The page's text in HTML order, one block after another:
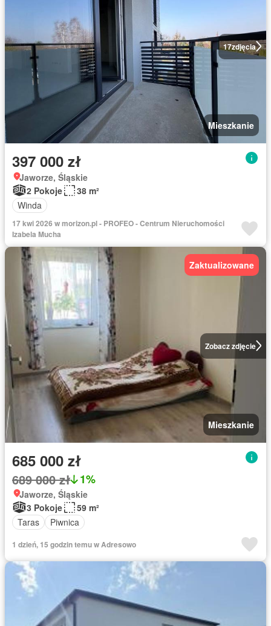
17zdjęcia
Mieszkanie
397 000 zł
Jaworze, Śląskie
2 Pokoje
38 m²
Winda
17 kwi 2026 w morizon.pl - PROFEO - Centrum Nieruchomości
Izabela Mucha
Zobacz zdjęcie
Zaktualizowane
Mieszkanie
685 000 zł
689 000 zł 1%
Jaworze, Śląskie
3 Pokoje
59 m²
Taras
Piwnica
1 dzień, 15 godzin temu w Adresowo